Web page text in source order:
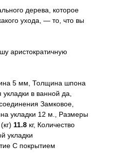
дерева, которое
ухода, — то, что вы
аристократичную
5 мм, Толщина шпона
в ванной да,
Замковое,
укладки 12 м., Размеры
11.8 кг, Количество
укладки
С покрытием